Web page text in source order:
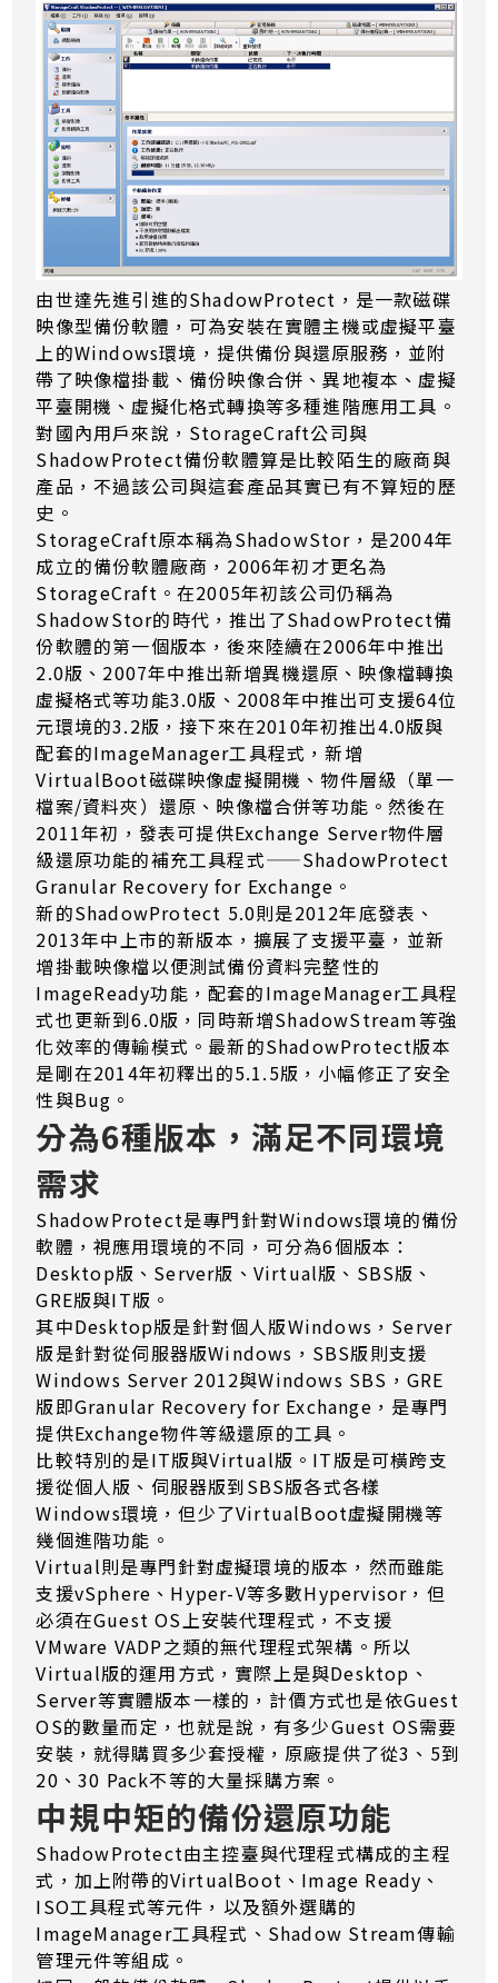
由世達先進引進的ShadowProtect，是一款磁碟
映像型備份軟體，可為安裝在實體主機或虛擬平臺
上的Windows環境，提供備份與還原服務，並附
帶了映像檔掛載、備份映像合併、異地複本、虛擬
平臺開機、虛擬化格式轉換等多種進階應用工具。
對國內用戶來說，StorageCraft公司與
ShadowProtect備份軟體算是比較陌生的廠商與
產品，不過該公司與這套產品其實已有不算短的歷
史。
StorageCraft原本稱為ShadowStor，是2004年
成立的備份軟體廠商，2006年初才更名為
StorageCraft。在2005年初該公司仍稱為
ShadowStor的時代，推出了ShadowProtect備
份軟體的第一個版本，後來陸續在2006年中推出
2.0版、2007年中推出新增異機還原、映像檔轉換
虛擬格式等功能3.0版、2008年中推出可支援64位
元環境的3.2版，接下來在2010年初推出4.0版與
配套的ImageManager工具程式，新增
VirtualBoot磁碟映像虛擬開機、物件層級（單一
檔案/資料夾）還原、映像檔合併等功能。然後在
2011年初，發表可提供Exchange Server物件層
級還原功能的補充工具程式——ShadowProtect
Granular Recovery for Exchange。
新的ShadowProtect 5.0則是2012年底發表、
2013年中上市的新版本，擴展了支援平臺，並新
增掛載映像檔以便測試備份資料完整性的
ImageReady功能，配套的ImageManager工具程
式也更新到6.0版，同時新增ShadowStream等強
化效率的傳輸模式。最新的ShadowProtect版本
是剛在2014年初釋出的5.1.5版，小幅修正了安全
性與Bug。
分為6種版本，滿足不同環境
需求
ShadowProtect是專門針對Windows環境的備份
軟體，視應用環境的不同，可分為6個版本：
Desktop版、Server版、Virtual版、SBS版、
GRE版與IT版。
其中Desktop版是針對個人版Windows，Server
版是針對從伺服器版Windows，SBS版則支援
Windows Server 2012與Windows SBS，GRE
版即Granular Recovery for Exchange，是專門
提供Exchange物件等級還原的工具。
比較特別的是IT版與Virtual版。IT版是可橫跨支
援從個人版、伺服器版到SBS版各式各樣
Windows環境，但少了VirtualBoot虛擬開機等
幾個進階功能。
Virtual則是專門針對虛擬環境的版本，然而雖能
支援vSphere、Hyper-V等多數Hypervisor，但
必須在Guest OS上安裝代理程式，不支援
VMware VADP之類的無代理程式架構。所以
Virtual版的運用方式，實際上是與Desktop、
Server等實體版本一樣的，計價方式也是依Guest
OS的數量而定，也就是說，有多少Guest OS需要
安裝，就得購買多少套授權，原廠提供了從3、5到
20、30 Pack不等的大量採購方案。
中規中矩的備份還原功能
ShadowProtect由主控臺與代理程式構成的主程
式，加上附帶的VirtualBoot、Image Ready、
ISO工具程式等元件，以及額外選購的
ImageManager工具程式、Shadow Stream傳輸
管理元件等組成。